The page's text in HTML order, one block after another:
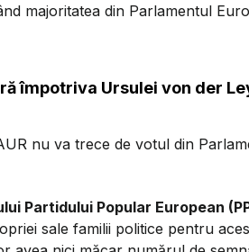
majoritatea din Parlamentul
împotriva Ursulei von der
nu va trece de votul din
Partidului Popular European
sale familii politice pentru